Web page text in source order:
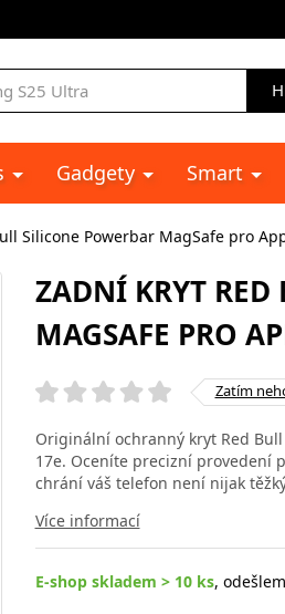
Gadgety Smart
Silicone Powerbar MagSafe pro
ZADNÍ KRYT RED
MAGSAFE PRO
Zatím
Originální ochranný kryt Red
17e. Oceníte precizní provedení
chrání váš telefon není nijak
Více informací
E-shop skladem > 10 ks,